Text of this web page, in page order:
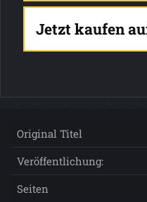
Jetzt kaufen
Original Titel
Veröffentlichung:
Seiten